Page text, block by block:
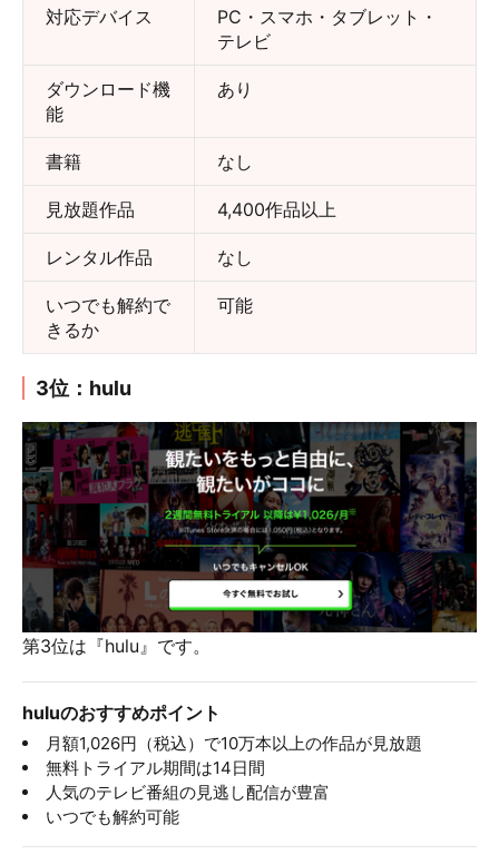
対応デバイス
PC・スマホ・タブレット・
テレビ
ダウンロード機
能
あり
書籍 なし
見放題作品 4,400作品以上
レンタル作品 なし
いつでも解約で
きるか
可能
3位：hulu
第3位は『hulu』です。
huluのおすすめポイント
月額1,026円（税込）で10万本以上の作品が見放題
無料トライアル期間は14日間
人気のテレビ番組の見逃し配信が豊富
いつでも解約可能